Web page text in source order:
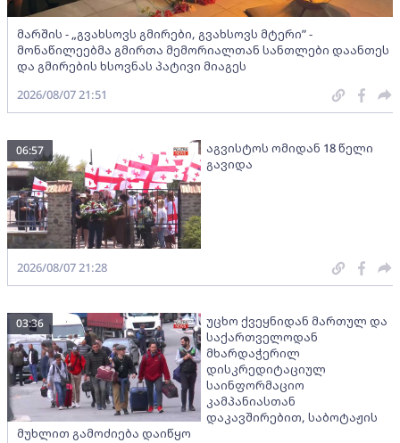
მარშის - „გვახსოვს გმირები, გვახსოვს მტერი” -
მონაწილეებმა გმირთა მემორიალთან სანთლები დაანთეს
და გმირების ხსოვნას პატივი მიაგეს
2026/08/07 21:51
აგვისტოს ომიდან 18 წელი
გავიდა
06:57
2026/08/07 21:28
უცხო ქვეყნიდან მართულ და
საქართველოდან
მხარდაჭერილ
დისკრედიტაციულ
საინფორმაციო
კამპანიასთან
დაკავშირებით, საბოტაჟის
მუხლით გამოძიება დაიწყო
03:36